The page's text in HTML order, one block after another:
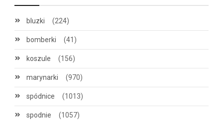
bluzki (224)
bomberki (41)
koszule (156)
marynarki (970)
spódnice (1013)
spodnie (1057)